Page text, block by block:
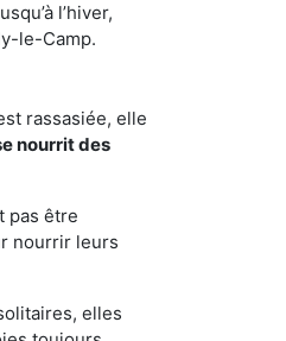
l’hiver,
le-Camp.
rassasiée, elle
nourrit des
pas être
nourrir leurs
elles